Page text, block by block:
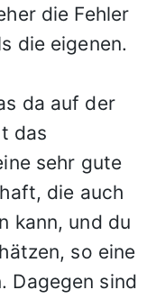
die Fehler
die eigenen.
da auf der
das
sehr gute
die auch
kann, und du
so eine
Dagegen sind